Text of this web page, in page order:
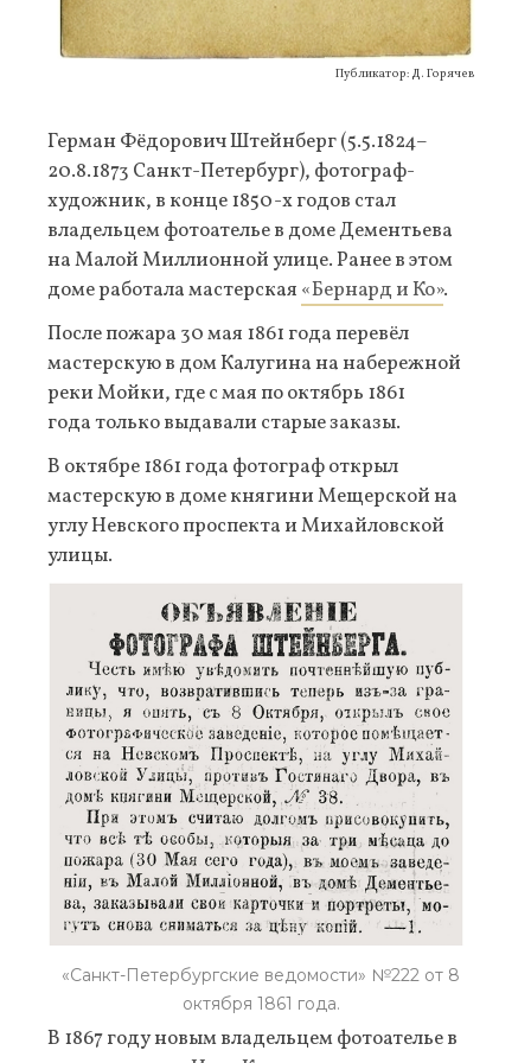
Публикатор: Д. Горячев
Герман Фёдорович Штейнберг (5.5.1824–
20.8.1873 Санкт-Петербург), фотограф-
художник, в конце 1850-х годов стал
владельцем фотоателье в доме Дементьева
на Малой Миллионной улице. Ранее в этом
доме работала мастерская «Бернард и Ко».
После пожара 30 мая 1861 года перевёл
мастерскую в дом Калугина на набережной
реки Мойки, где с мая по октябрь 1861
года только выдавали старые заказы.
В октябре 1861 года фотограф открыл
мастерскую в доме княгини Мещерской на
углу Невского проспекта и Михайловской
улицы.
«Санкт-Петербургские ведомости» №222 от 8
октября 1861 года.
В 1867 году новым владельцем фотоателье в